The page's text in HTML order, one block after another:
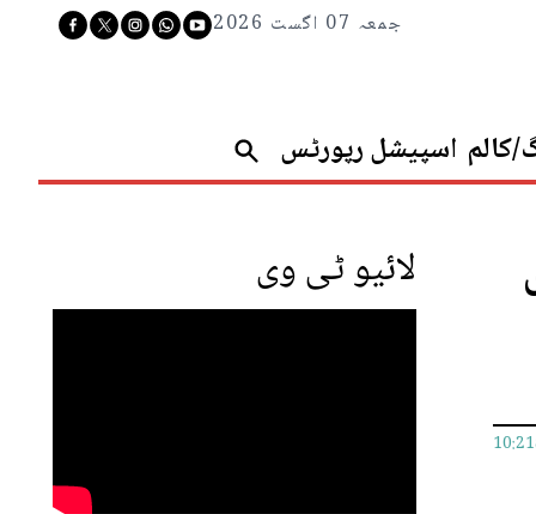
جمعہ 07 اگست 2026
کالم اسپیشل رپورٹس
لائیو ٹی وی